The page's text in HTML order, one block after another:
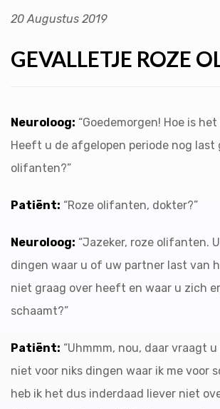
20 Augustus 2019
GEVALLETJE ROZE
Neuroloog: “Goedemorgen! Hoe is
Heeft u de afgelopen periode nog last
olifanten?”
Patiënt: “Roze olifanten, dokter?”
Neuroloog: “Jazeker, roze olifanten.
dingen waar u of uw partner last van
niet graag over heeft en waar u zich
schaamt?”
Patiënt: “Uhmmm, nou, daar vraagt
niet voor niks dingen waar ik me voor
heb ik het dus inderdaad liever niet